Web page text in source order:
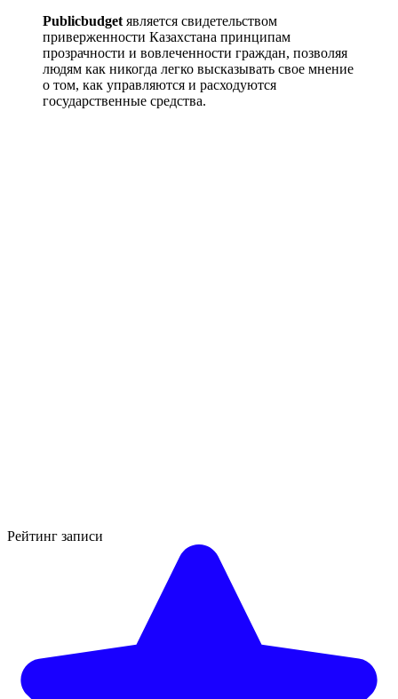
Publicbudget является свидетельством
приверженности Казахстана принципам
прозрачности и вовлеченности граждан, позволяя
людям как никогда легко высказывать свое мнение
о том, как управляются и расходуются
государственные средства.
Рейтинг записи